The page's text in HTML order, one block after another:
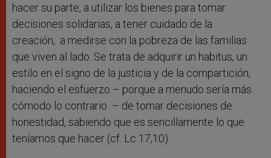
hacer su parte, a utilizar los bienes para tomar
decisiones solidarias, a tener cuidado de la
creación, a medirse con la pobreza de las familias
que viven al lado. Se trata de adquirir un habitus, un
estilo en el signo de la justicia y de la compartición,
haciendo el esfuerzo – porque a menudo sería más
cómodo lo contrario – de tomar decisiones de
honestidad, sabiendo que es sencillamente lo que
teníamos que hacer (cf. Lc 17,10).